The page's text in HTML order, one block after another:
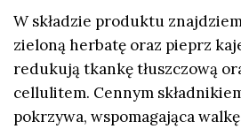
W składzie produktu
zieloną herbatę oraz pieprz
redukują tkankę tłuszczową
cellulitem. Cennym
pokrzywa, wspomagająca